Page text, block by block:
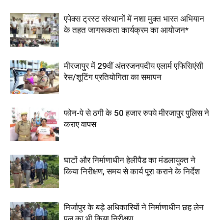
एपेक्स ट्रस्ट संस्थानों में नशा मुक्त भारत अभियान
के तहत जागरूकता कार्यक्रम का आयोजन*
मीरजापुर में 29वीं अंतरजनपदीय एलार्म एफिसिएंसी
रेस/शूटिंग प्रतियोगिता का समापन
फोन-पे से ठगी के 50 हजार रुपये मीरजापुर पुलिस ने
कराए वापस
घाटों और निर्माणाधीन हेलीपैड का मंडलायुक्त ने
किया निरीक्षण, समय से कार्य पूरा कराने के निर्देश
मिर्जापुर के बड़े अधिकारियों ने निर्माणाधीन छह लेन